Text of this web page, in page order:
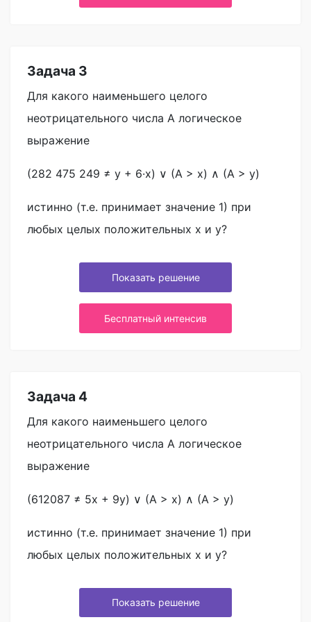
Задача 3
Для какого наименьшего целого
неотрицательного числа А логическое
выражение
(282 475 249 ≠ y + 6·x) ∨ (A > x) ∧ (A > y)
истинно (т.е. принимает значение 1) при
любых целых положительных х и у?
Показать решение
Бесплатный интенсив
Задача 4
Для какого наименьшего целого
неотрицательного числа A логическое
выражение
(612087 ≠ 5x + 9y) ∨ (A > x) ∧ (A > y)
истинно (т.е. принимает значение 1) при
любых целых положительных x и y?
Показать решение